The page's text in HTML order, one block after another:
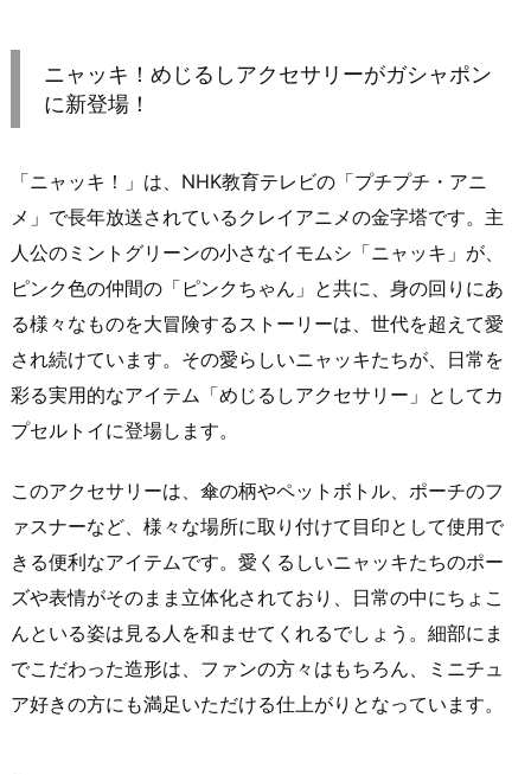
ニャッキ！めじるしアクセサリーがガシャポン
に新登場！
「ニャッキ！」は、NHK教育テレビの「プチプチ・アニ
メ」で長年放送されているクレイアニメの金字塔です。主
人公のミントグリーンの小さなイモムシ「ニャッキ」が、
ピンク色の仲間の「ピンクちゃん」と共に、身の回りにあ
る様々なものを大冒険するストーリーは、世代を超えて愛
され続けています。その愛らしいニャッキたちが、日常を
彩る実用的なアイテム「めじるしアクセサリー」としてカ
プセルトイに登場します。
このアクセサリーは、傘の柄やペットボトル、ポーチのフ
ァスナーなど、様々な場所に取り付けて目印として使用で
きる便利なアイテムです。愛くるしいニャッキたちのポー
ズや表情がそのまま立体化されており、日常の中にちょこ
んといる姿は見る人を和ませてくれるでしょう。細部にま
でこだわった造形は、ファンの方々はもちろん、ミニチュ
ア好きの方にも満足いただける仕上がりとなっています。